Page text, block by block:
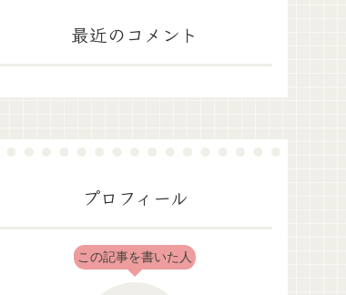
最近のコメント
プロフィール
この記事を書いた人